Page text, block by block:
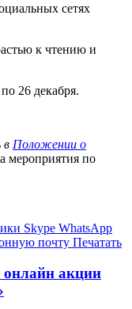
сетях
к чтению и
26 декабря.
в Положении о
мероприятия по
Skype WhatsApp
почту Печатать
онлайн акции